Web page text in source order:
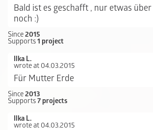
Bald ist es geschafft , nur etwas
noch :)
Since2015
Supports1 project
Ilka L.
wrote at 04.03.2015
Für Mutter Erde
Since2013
Supports7 projects
Ilka L.
wrote at 04.03.2015